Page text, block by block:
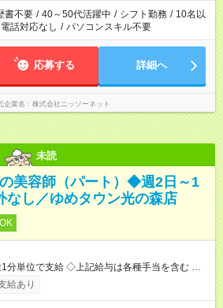
書不要 / 40～50代活躍中 / シフト勤務 / 10名以
電話対応なし / パソコンスキル不要
応募する 詳細へ
企業名 株式会社ニッソーネット
未読
美容師（パート）◆週2日～1
なし／ゆめタウン光の森店
分単位で支給 ◇上記給与は各種手当を含む ◇毎
ブポイント付与 ・店舗売上や入客人数などに応
ィブポイントを付与 ・ポイントは6ヶ月に一度引
給あり